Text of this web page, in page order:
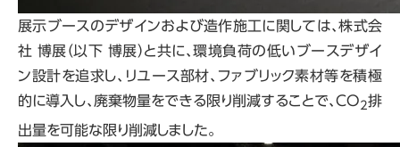
展示ブースのデザインおよび造作施工に関しては、株式会
社 博展（以下 博展）と共に、環境負荷の低いブースデザイ
ン設計を追求し、リユース部材、ファブリック素材等を積極
的に導入し、廃棄物量をできる限り削減することで、CO2排
出量を可能な限り削減しました。